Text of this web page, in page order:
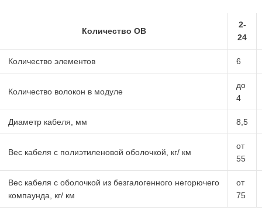
Количество ОВ
2-
24
Количество элементов 6
Количество волокон в модуле
до
4
Диаметр кабеля, мм 8,5
Вес кабеля с полиэтиленовой оболочкой, кг/ км
от
55
Вес кабеля с оболочкой из безгалогенного негорючего
компаунда, кг/ км
от
75